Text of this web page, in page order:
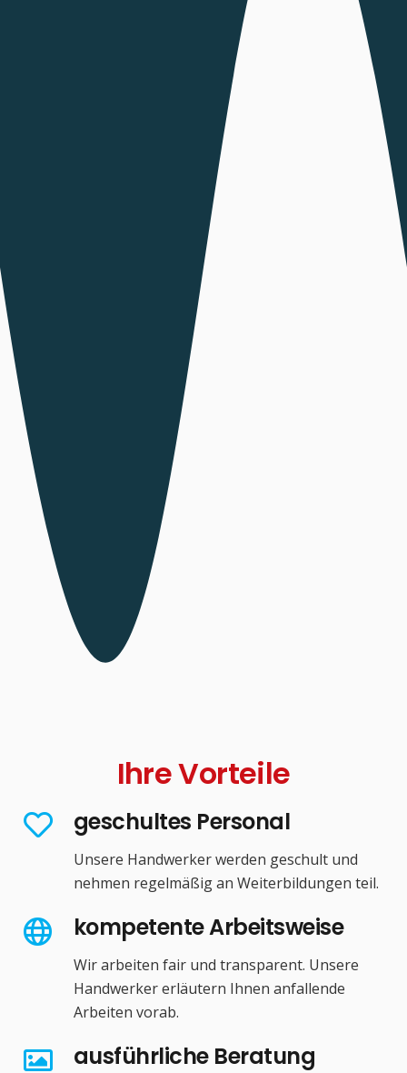
Ihre Vorteile
geschultes Personal
Unsere Handwerker werden geschult und
nehmen regelmäßig an Weiterbildungen teil.
kompetente Arbeitsweise
Wir arbeiten fair und transparent. Unsere
Handwerker erläutern Ihnen anfallende
Arbeiten vorab.
ausführliche Beratung